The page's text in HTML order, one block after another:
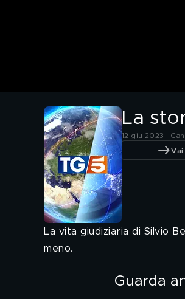
La
12 giu 2023 |
Vai
La vita giudiziaria di Silvio
meno.
Guarda